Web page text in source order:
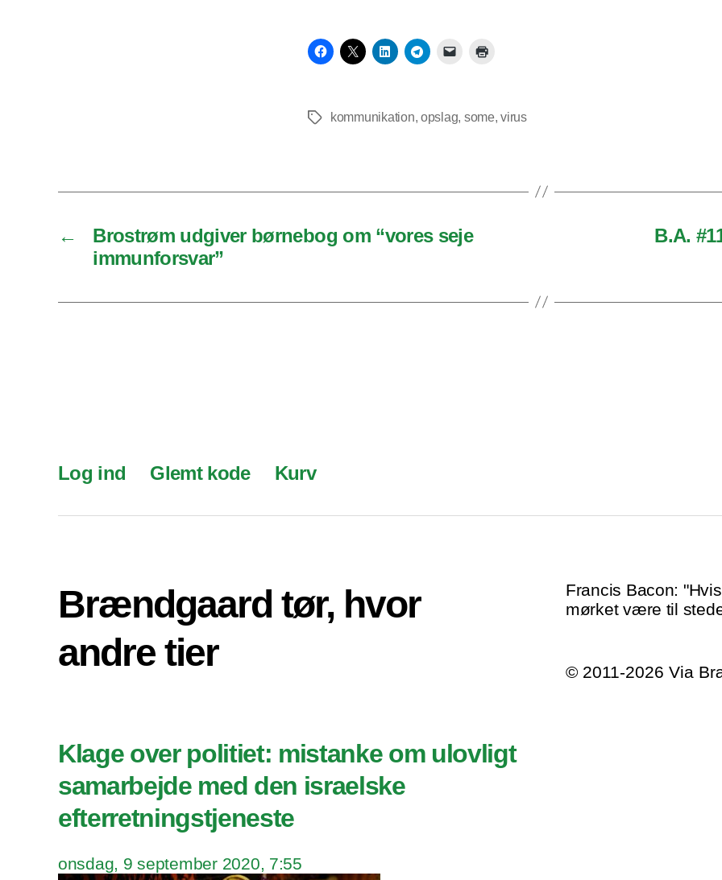
Tagskommunikation, opslag, some,virus
←
Brostrøm udgiver børnebog om “vores seje
immunforsvar”
B.A.
Log ind Glemt kode Kurv
Brændgaard tør, hvor
andre tier
Klage over politiet: mistanke om ulovligt
samarbejde med den israelske
efterretningstjeneste
onsdag, 9 september 2020, 7:55
Francis Bacon:
mørket være til
© 2011-2026 Via